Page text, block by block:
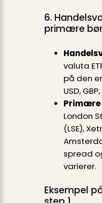
6.
primære
valuta
på den
USD,
London
(LSE),
spread
varierer.
Eksempel